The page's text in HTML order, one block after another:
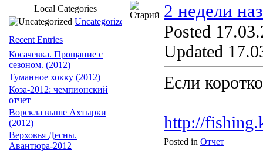
2 недели
Posted
Updated
Если
http://
Posted in Отчет
Local Categories
Uncategorized
Recent Entries
Косачевка. Прощание с
сезоном. (2012)
Туманное хокку (2012)
Коза-2012: чемпионский
отчет
Ворскла выше Ахтырки
(2012)
Верховья Десны.
Авантюра-2012